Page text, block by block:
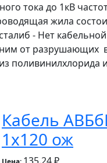
тока до 1кВ
жила
- Нет
от
Кабель
1х120 ож